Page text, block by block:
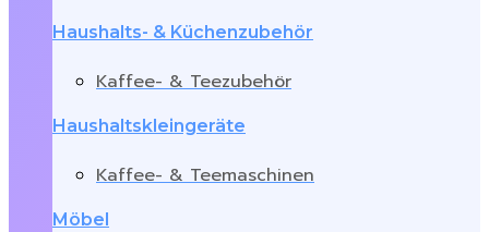
Haushalts- & Küchenzubehör
Kaffee- & Teezubehör
Haushaltskleingeräte
Kaffee- & Teemaschinen
Möbel